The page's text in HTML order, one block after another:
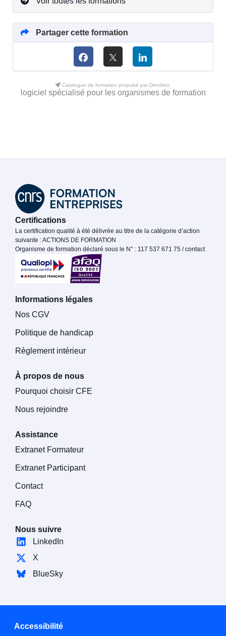
Partager cette formation
Catalogue de formation propulsé par Dendreo,
logiciel spécialisé pour les organismes de formation
Certifications
La certification qualité à été délivrée au titre de la catégorie d’action
suivante : ACTIONS DE FORMATION
Organisme de formation déclaré sous le N° : 117 537 671 75 / contact
Informations légales
Nos CGV
Politique de handicap
Règlement intérieur
À propos de nous
Pourquoi choisir CFE
Nous rejoindre
Assistance
Extranet Formateur
Extranet Participant
Contact
FAQ
Nous suivre
LinkedIn
X
BlueSky
Accessibilité